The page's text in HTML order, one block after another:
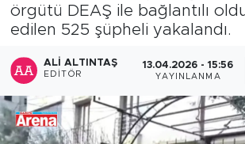
örgütü DEAŞ ile bağlantılı
edilen 525 şüpheli yakalandı.
ALI ALTINTAŞ
EDITÖR
13.04.2026 - 15:56
YAYINLANMA
Haber Arşivi